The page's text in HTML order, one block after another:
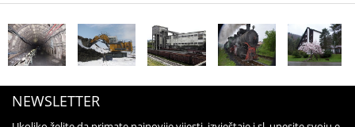
NEWSLETTER